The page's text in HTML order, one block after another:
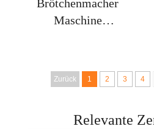
Brötchenmacher
Maschine
Macher Maschine
Zurück 1 2 3 4
Relevante